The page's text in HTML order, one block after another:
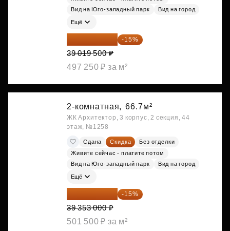
Вид на Юго-западный парк
Вид на город
Ещё
33 166 575 ₽ -15%
39 019 500 ₽
497 250 ₽ за м²
2-комнатная, 66.7м²
ЖК Архитектор, 3 корпус, 2 секция, 44
этаж, №1258
Сдана Скидка
Без отделки
Живите сейчас - платите потом
Вид на Юго-западный парк
Вид на город
Ещё
33 450 050 ₽ -15%
39 353 000 ₽
501 500 ₽ за м²